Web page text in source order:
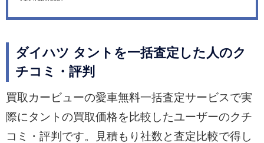
ダイハツ タントを一括査定した人のク
チコミ・評判
買取カービューの愛車無料一括査定サービスで実
際にタントの買取価格を比較したユーザーのクチ
コミ・評判です。見積もり社数と査定比較で得し